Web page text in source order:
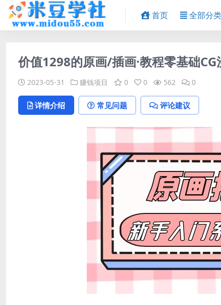
首页 全部分类
价值1298的原画/插画·教程零基础
2023-05-31 赚钱项目 0 0 562 0
详情介绍 常见问题 评论建议